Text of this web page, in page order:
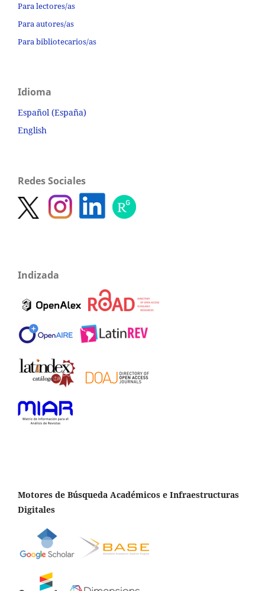
Para lectores/as
Para autores/as
Para bibliotecarios/as
Idioma
Español (España)
English
Redes Sociales
Indizada
Motores de Búsqueda Académicos e Infraestructuras
Digitales